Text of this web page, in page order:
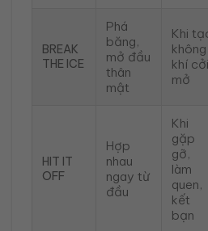
BREAK
THE ICE
Phá
băng,
mở đầu
thân
mật
Khi
không
khí cởi
mở
HIT IT
OFF
Hợp
nhau
ngay từ
đầu
Khi
gặp
gỡ,
làm
quen,
kết
bạn